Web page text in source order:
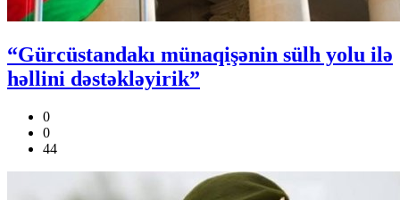
“Gürcüstandakı münaqişənin sülh yolu ilə
həllini dəstəkləyirik”
0
0
44